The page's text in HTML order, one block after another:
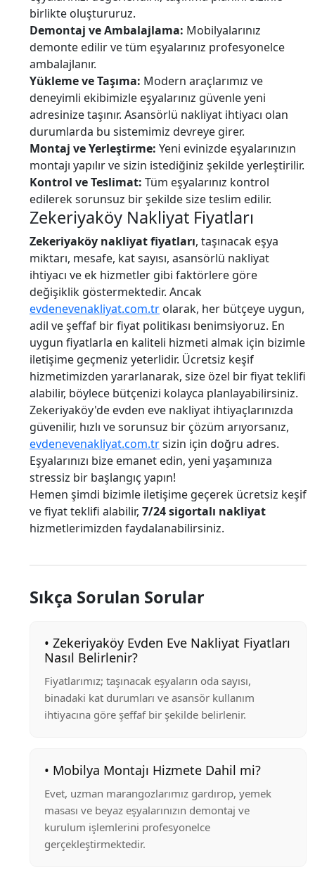
birlikte oluştururuz.
Demontaj ve Ambalajlama: Mobilyalarınız
demonte edilir ve tüm eşyalarınız profesyonelce
ambalajlanır.
Yükleme ve Taşıma: Modern araçlarımız ve
deneyimli ekibimizle eşyalarınız güvenle yeni
adresinize taşınır. Asansörlü nakliyat ihtiyacı olan
durumlarda bu sistemimiz devreye girer.
Montaj ve Yerleştirme: Yeni evinizde eşyalarınızın
montajı yapılır ve sizin istediğiniz şekilde yerleştirilir.
Kontrol ve Teslimat: Tüm eşyalarınız kontrol
edilerek sorunsuz bir şekilde size teslim edilir.
Zekeriyaköy Nakliyat Fiyatları
Zekeriyaköy nakliyat fiyatları, taşınacak eşya
miktarı, mesafe, kat sayısı, asansörlü nakliyat
ihtiyacı ve ek hizmetler gibi faktörlere göre
değişiklik göstermektedir. Ancak
evdenevenakliyat.com.tr olarak, her bütçeye uygun,
adil ve şeffaf bir fiyat politikası benimsiyoruz. En
uygun fiyatlarla en kaliteli hizmeti almak için bizimle
iletişime geçmeniz yeterlidir. Ücretsiz keşif
hizmetimizden yararlanarak, size özel bir fiyat teklifi
alabilir, böylece bütçenizi kolayca planlayabilirsiniz.
Zekeriyaköy'de evden eve nakliyat ihtiyaçlarınızda
güvenilir, hızlı ve sorunsuz bir çözüm arıyorsanız,
evdenevenakliyat.com.trsizin için doğru adres.
Eşyalarınızı bize emanet edin, yeni yaşamınıza
stressiz bir başlangıç yapın!
Hemen şimdi bizimle iletişime geçerek ücretsiz keşif
ve fiyat teklifi alabilir, 7/24 sigortalı nakliyat
hizmetlerimizden faydalanabilirsiniz.
Sıkça Sorulan Sorular
• Zekeriyaköy Evden Eve Nakliyat Fiyatları
Nasıl Belirlenir?
Fiyatlarımız; taşınacak eşyaların oda sayısı,
binadaki kat durumları ve asansör kullanım
ihtiyacına göre şeffaf bir şekilde belirlenir.
• Mobilya Montajı Hizmete Dahil mi?
Evet, uzman marangozlarımız gardırop, yemek
masası ve beyaz eşyalarınızın demontaj ve
kurulum işlemlerini profesyonelce
gerçekleştirmektedir.